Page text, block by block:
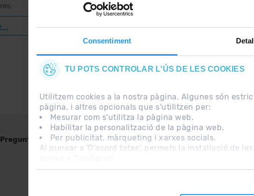
Consentiment
TU POTS CONTROLAR L'ÚS DE LES COOKIES
Utilitzem cookies a la nostra pàgina. Algunes són
pàgina, i altres opcionals que s'utilitzen per:
Mesurar com s'utilitza la pàgina web.
Habilitar la personalització de la pàgina web.
Per publicitat, màrqueting i xarxes socials.
Al punxar a 'D'acord totes', permets la instal·lació de
Preguntes freqüents Nota Legal Informació addicional